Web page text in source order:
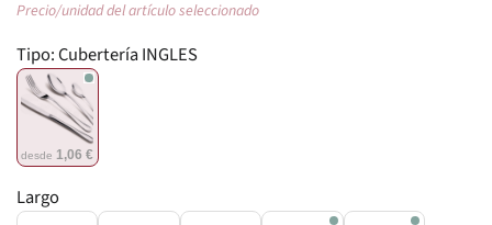
Precio/unidad del artículo seleccionado
Tipo:Cubertería INGLES
desde 1,06 €
Largo